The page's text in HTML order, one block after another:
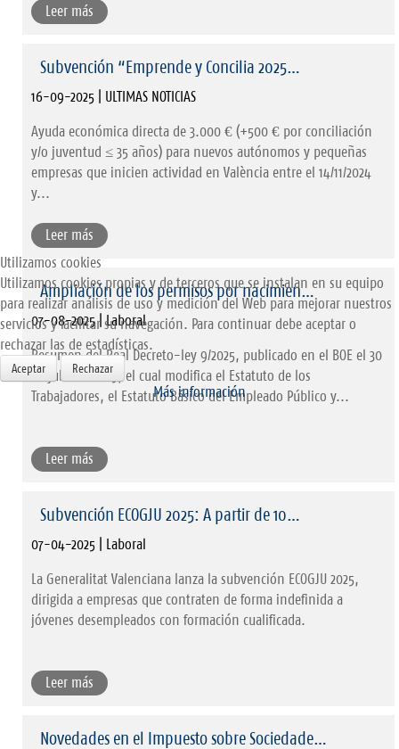
Leer más
Subvención “Emprende y Concilia 2025…
16-09-2025 | ULTIMAS NOTICIAS
Ayuda económica directa de 3.000 € (+500 € por conciliación
y/o juventud ≤ 35 años) para nuevos autónomos y pequeñas
empresas que inicien actividad en València entre el 14/11/2024
y...
Leer más
Ampliación de los permisos por nacimien…
07-08-2025 | Laboral
Resumen del Real Decreto-ley 9/2025, publicado en el BOE el 30
de julio de 2025, el cual modifica el Estatuto de los
Trabajadores, el Estatuto Básico del Empleado Público y...
Leer más
Subvención ECOGJU 2025: A partir de 10…
07-04-2025 | Laboral
La Generalitat Valenciana lanza la subvención ECOGJU 2025,
dirigida a empresas que contraten de forma indefinida a
jóvenes desempleados con formación cualificada.
Leer más
Novedades en el Impuesto sobre Sociedade…
Utilizamos cookies
Utilizamos cookies propias y de terceros que se instalan en su equipo
para realizar análisis de uso y medición del Web para mejorar nuestros
servicios y facilitar su navegación. Para continuar debe aceptar o
rechazar las de estadísticas.
Aceptar Rechazar
Más información